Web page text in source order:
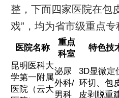
整，下面四家医院在包
戏”，均为省市级重点专
医院名称
重点
科室
特色技
昆明医科大
学第一附属
医院（云大
泌尿
外科/
男科
3D显微定
环切、包
皮剥脱重